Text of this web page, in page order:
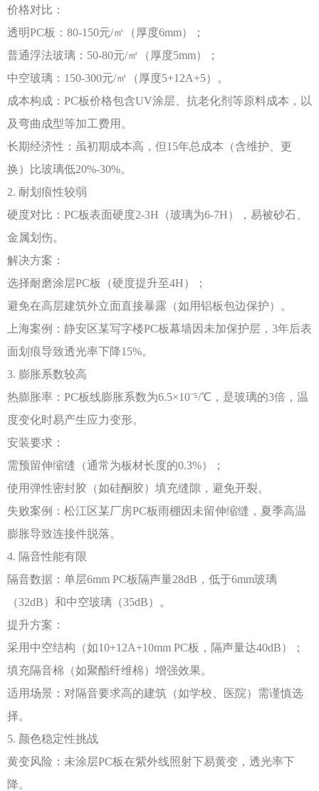
价格对比：
透明PC板：80-150元/㎡（厚度6mm）；
普通浮法玻璃： 50-80元/㎡（厚度5mm）；
中空玻璃： 150-300元/㎡（厚度5+12A+5）。
成本构成： PC板价格包含UV涂层、抗老化剂等原料成本，以
及弯曲成型等加工费用。
长期经济性：虽初期成本高，但15年总成本（含维护、更
换）比玻璃低20%-30%。
2. 耐划痕性较弱
硬度对比： PC板表面硬度2-3H（玻璃为6-7H），易被砂石、
金属划伤。
解决方案：
选择耐磨涂层PC板（硬度提升至4H）；
避免在高层建筑外立面直接暴露（如用铝板包边保护）。
上海案例：静安区某写字楼PC板幕墙因未加保护层，3年后表
面划痕导致透光率下降15%。
3. 膨胀系数较高
热膨胀率： PC板线膨胀系数为6.5×10⁻⁵/℃，是玻璃的3倍，温
度变化时易产生应力变形。
安装要求：
需预留伸缩缝（通常为板材长度的0.3%）；
使用弹性密封胶（如硅酮胶）填充缝隙，避免开裂。
失败案例：松江区某厂房PC板雨棚因未留伸缩缝，夏季高温
膨胀导致连接件脱落。
4. 隔音性能有限
隔音数据：单层6mm PC板隔声量28dB，低于6mm玻璃
（32dB）和中空玻璃（35dB）。
提升方案：
采用中空结构（如10+12A+10mm PC板，隔声量达40dB）；
填充隔音棉（如聚酯纤维棉）增强效果。
适用场景：对隔音要求高的建筑（如学校、医院）需谨慎选
择。
5. 颜色稳定性挑战
黄变风险：未涂层PC板在紫外线照射下易黄变，透光率下
降。